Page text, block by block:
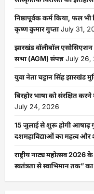
निष्ठापूर्वक कर्म किया, फल
कृष्ण कुमार गुप्ता July 31,
झारखंड वॉलीबॉल एसोसिएशन
सभा (AGM) संपन्न July 26,
युवा नेता चट्टान सिंह झारखंड
बिरहोर भाषा को संरक्षित
July 24, 2026
15 जुलाई से शुरू होगी आषाढ़
दशमहाविद्याओं का महत्व और
राष्ट्रीय नाट्य महोत्सव 2026
स्वतंत्रता से स्वाभिमान तक”